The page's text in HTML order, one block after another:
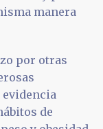
manera
por otras
evidencia
de